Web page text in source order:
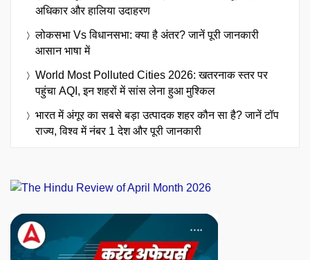
अधिकार और हालिया उदाहरण
लोकसभा Vs विधानसभा: क्या है अंतर? जानें पूरी जानकारी
आसान भाषा में
World Most Polluted Cities 2026: खतरनाक स्तर पर
पहुंचा AQI, इन शहरों में सांस लेना हुआ मुश्किल
भारत में अंगूर का सबसे बड़ा उत्पादक शहर कौन सा है? जानें टॉप
राज्य, विश्व में नंबर 1 देश और पूरी जानकारी